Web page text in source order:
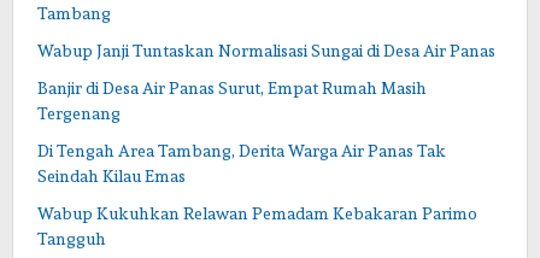
Tambang
Wabup Janji Tuntaskan Normalisasi Sungai di Desa Air Panas
Banjir di Desa Air Panas Surut, Empat Rumah Masih
Tergenang
Di Tengah Area Tambang, Derita Warga Air Panas Tak
Seindah Kilau Emas
Wabup Kukuhkan Relawan Pemadam Kebakaran Parimo
Tangguh